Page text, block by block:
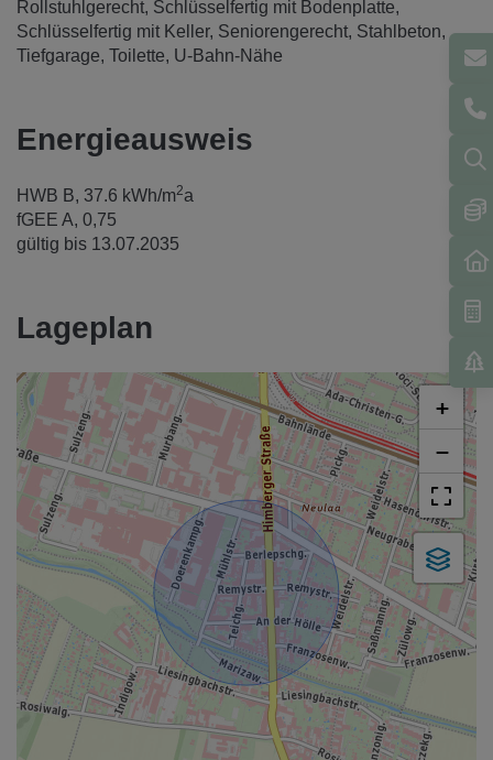
Rollstuhlgerecht Schlüsselfertig mit Bodenplatte
Schlüsselfertig mit Keller Seniorengerecht Stahlbeton
Tiefgarage Toilette U-Bahn-Nähe
Energieausweis
HWB B, 37.6 kWh/m2a
fGEE A, 0,75
gültig bis 13.07.2035
Lageplan
+
−